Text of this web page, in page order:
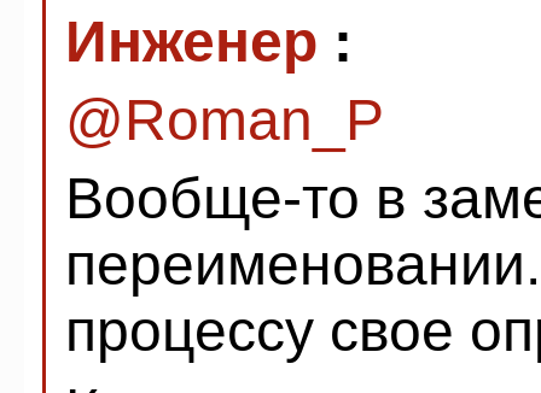
Инженер :
@Roman_P
Вообще-то в
процессу свое